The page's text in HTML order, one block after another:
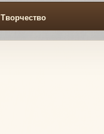
Творчество